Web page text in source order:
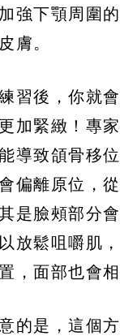
強下顎周圍
膚。
習後，你就
加緊緻！專
導致頜骨移
偏離原位，
是臉頰部分
放鬆咀嚼肌
，面部也會相
的是，這個